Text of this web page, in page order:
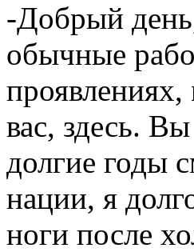
-Добрый
обычные
проявлениях,
вас, здесь.
долгие годы
нации, я
ноги после